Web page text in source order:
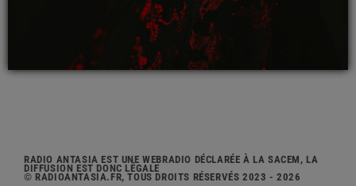
RADIO ANTASIA EST UNE WEBRADIO DÉCLARÉE À LA SACEM, LA
DIFFUSION EST DONC LÉGALE
© RADIOANTASIA.FR, TOUS DROITS RÉSERVÉS 2023 - 2026